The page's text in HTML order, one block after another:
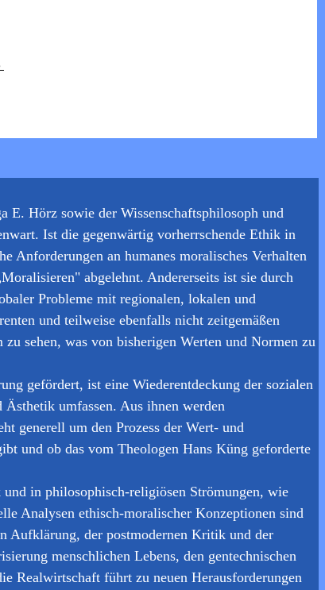
E. Hörz sowie der Wissenschaftsphilosoph und
Ist die gegenwärtig vorherrschende Ethik in
Anforderungen an humanes moralisches Verhalten
abgelehnt. Andererseits ist sie durch
Probleme mit regionalen, lokalen und
und teilweise ebenfalls nicht zeitgemäßen
sehen, was von bisherigen Werten und Normen zu
gefördert, ist eine Wiederentdeckung der sozialen
umfassen. Aus ihnen werden
generell um den Prozess der Wert- und
und ob das vom Theologen Hans Küng geforderte
in philosophisch-religiösen Strömungen, wie
Analysen ethisch-moralischer Konzeptionen sind
Aufklärung, der postmodernen Kritik und der
menschlichen Lebens, den gentechnischen
Realwirtschaft führt zu neuen Herausforderungen